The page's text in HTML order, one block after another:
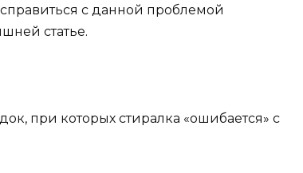
с данной проблемой
статье.
при которых стиралка «ошибается» с